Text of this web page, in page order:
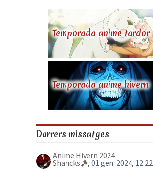
Temporada anime tardor
Temporada anime hivern
Darrers missatges
Anime Hivern 2024
Shancks
, 01 gen. 2024, 12:22